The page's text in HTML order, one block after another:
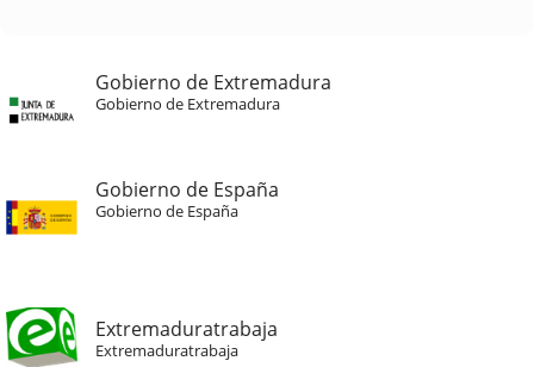
Gobierno de Extremadura
Gobierno de Extremadura
Gobierno de España
Gobierno de España
Extremaduratrabaja
Extremaduratrabaja